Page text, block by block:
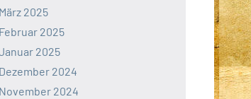
März 2025
Februar 2025
2025
Dezember 2024
November 2024